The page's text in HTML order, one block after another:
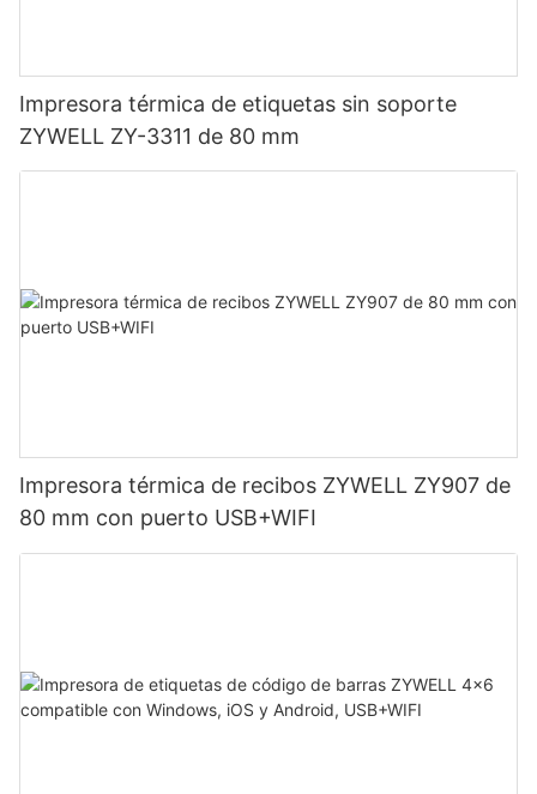
Impresora térmica de etiquetas sin soporte
ZYWELL ZY-3311 de 80 mm
Impresora térmica de recibos ZYWELL ZY907 de
80 mm con puerto USB+WIFI